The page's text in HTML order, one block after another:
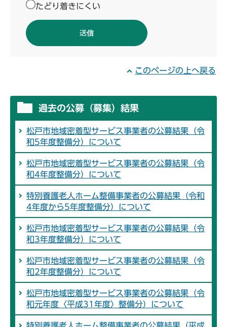
たどり着きにくい
このページの上へ戻る
過去の公募（募集）結果
松戸市地域密着型サービス事業者の公募結果（令
和5年度整備分）について
松戸市地域密着型サービス事業者の公募結果（令
和4年度整備分）について
特別養護老人ホーム整備事業者の公募結果（令和
4年度から5年度整備分）について
松戸市地域密着型サービス事業者の公募結果（令
和3年度整備分）について
松戸市地域密着型サービス事業者の公募結果（令
和2年度整備分）について
松戸市地域密着型サービス事業者の公募結果（令
和元年度〈平成31年度〉整備分）について